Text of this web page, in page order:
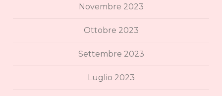
Novembre 2023
Ottobre 2023
Settembre 2023
Luglio 2023